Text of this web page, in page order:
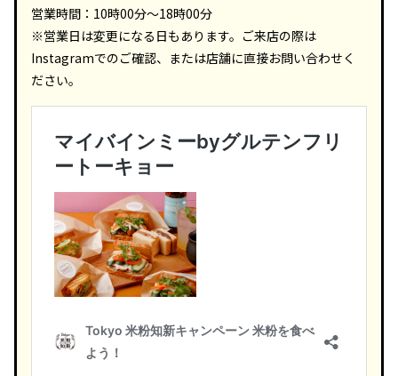
営業時間：10時00分～18時00分
※営業日は変更になる日もあります。ご来店の際は
Instagramでのご確認、または店舗に直接お問い合わせく
ださい。